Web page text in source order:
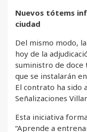
Nuevos tótems
ciudad
Del mismo modo,
hoy de la
suministro de
que se instalarán
El contrato ha sido
Señalizaciones
Esta iniciativa
“Aprende a